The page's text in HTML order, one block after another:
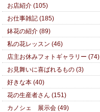
お店紹介 (105)
お仕事雑記 (185)
鉢花の紹介 (89)
私の花レッスン (46)
店主お休みフォトギャラリー (74)
お見舞いに喜ばれるもの (3)
好きな本 (40)
花の生産者さん (151)
カノシェ 展示会 (49)